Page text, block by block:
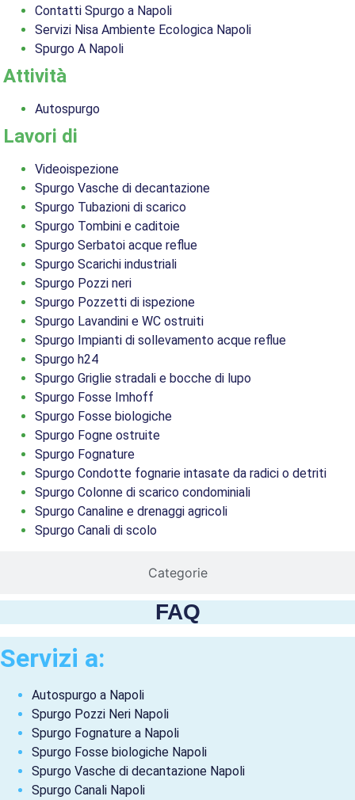
Categorie
Contatti Spurgo a Napoli
Servizi Nisa Ambiente Ecologica Napoli
Spurgo A Napoli
Attività
Autospurgo
Lavori di
Videoispezione
Spurgo Vasche di decantazione
Spurgo Tubazioni di scarico
Spurgo Tombini e caditoie
Spurgo Serbatoi acque reflue
Spurgo Scarichi industriali
Spurgo Pozzi neri
Spurgo Pozzetti di ispezione
Spurgo Lavandini e WC ostruiti
Spurgo Impianti di sollevamento acque reflue
Spurgo h24
Spurgo Griglie stradali e bocche di lupo
Spurgo Fosse Imhoff
Spurgo Fosse biologiche
Spurgo Fogne ostruite
Spurgo Fognature
Spurgo Condotte fognarie intasate da radici o detriti
Spurgo Colonne di scarico condominiali
Spurgo Canaline e drenaggi agricoli
Spurgo Canali di scolo
FAQ
Servizi a:
Autospurgo a Napoli
Spurgo Pozzi Neri Napoli
Spurgo Fognature a Napoli
Spurgo Fosse biologiche Napoli
Spurgo Vasche di decantazione Napoli
Spurgo Canali Napoli